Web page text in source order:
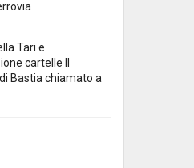
Tari e
cartelle Il
Bastia chiamato a